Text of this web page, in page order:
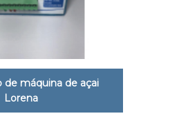
de máquina de açai
Lorena